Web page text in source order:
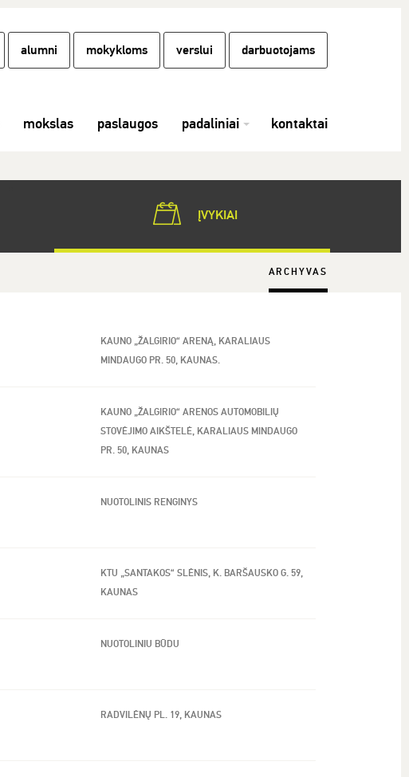
alumni mokykloms verslui darbuotojams
mokslas paslaugos padaliniai kontaktai
ĮVYKIAI
ARCHYVAS
KAUNO „ŽALGIRIO“ ARENĄ, KARALIAUS
MINDAUGO PR. 50, KAUNAS.
KAUNO „ŽALGIRIO“ ARENOS AUTOMOBILIŲ
STOVĖJIMO AIKŠTELĖ, KARALIAUS MINDAUGO
PR. 50, KAUNAS
NUOTOLINIS RENGINYS
KTU „SANTAKOS“ SLĖNIS, K. BARŠAUSKO G. 59,
KAUNAS
NUOTOLINIU BŪDU
RADVILĖNŲ PL. 19, KAUNAS